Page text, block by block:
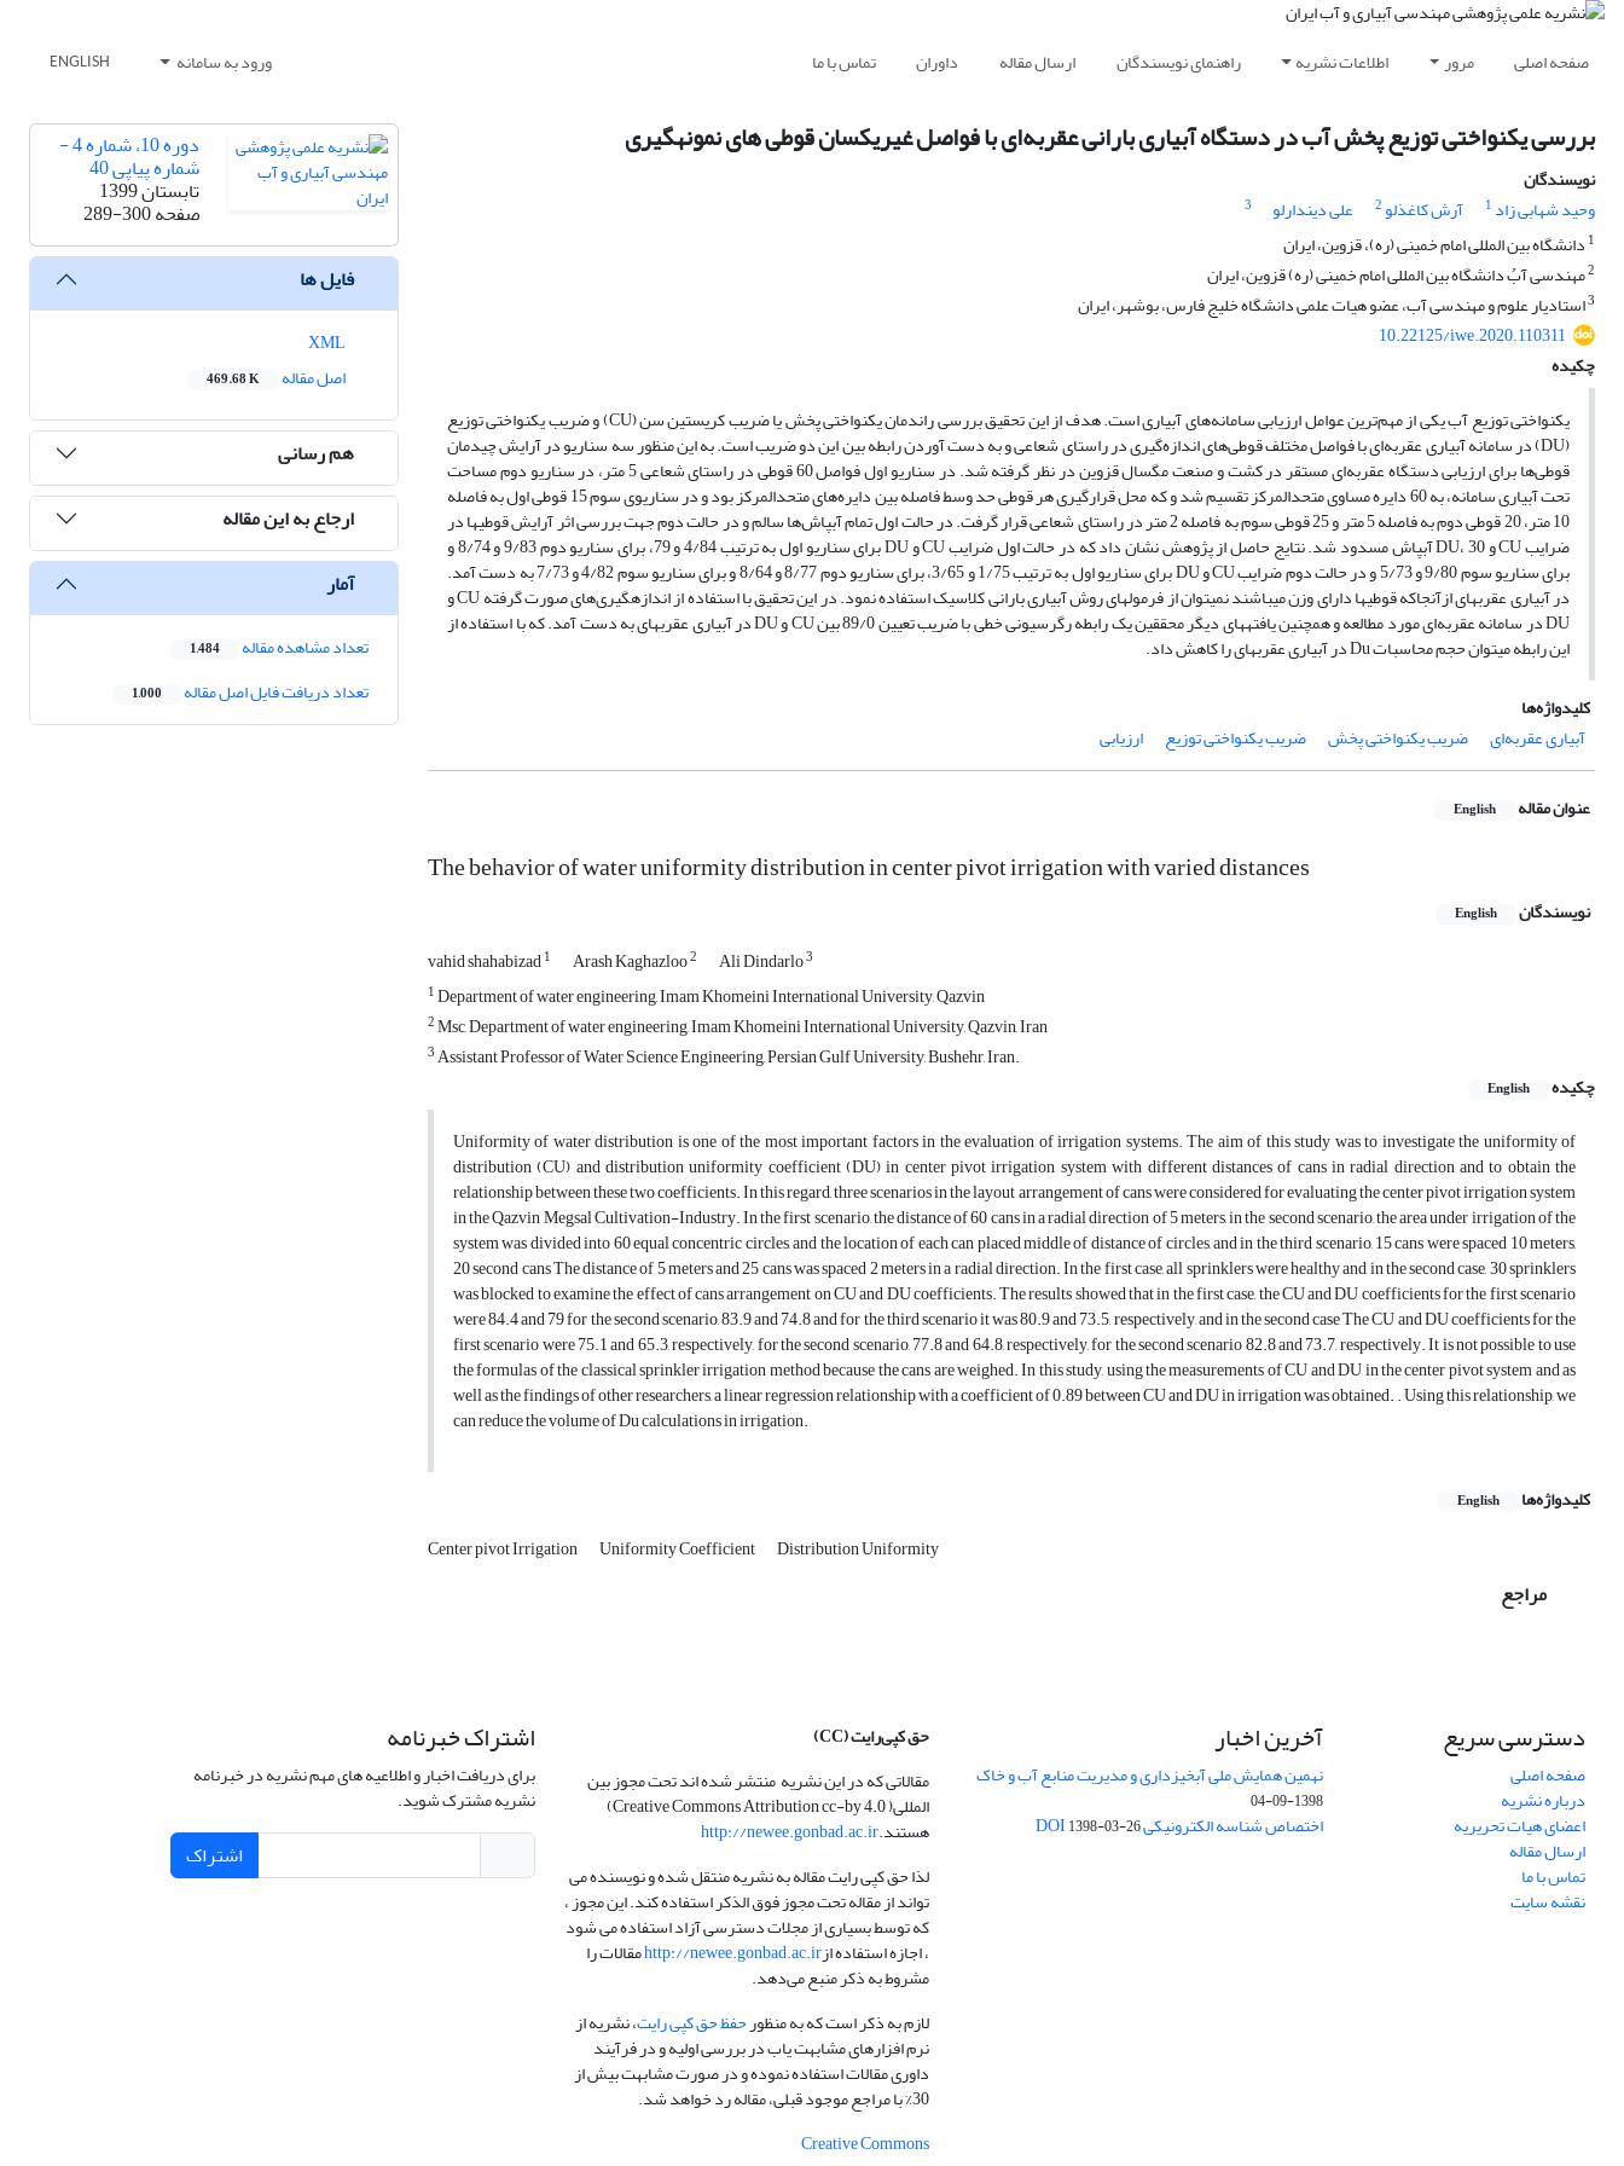
صفحه اصلی مرور اطلاعات نشریه راهنمای نویسندگان ارسال مقاله داوران تماس با ما ورود به سامانه ENGLISH
بررسی یکنواختی توزیع پخش آب در دستگاه آبیاری بارانی عقربه‌ای با فواصل غیریکسان قوطی های نمونه‏گیری
نویسندگان
وحید شهابی زاد 1 آرش کاغذلو2 علی دیندارلو
3
1 دانشگاه بین المللی امام خمینی (ره)، قزوین، ایران
2مهندسی آبُ ‌دانشگاه بین المللی امام خمینی (ره) قزوین، ایران
3استادیار علوم و مهندسی آب، عضو هیات علمی دانشگاه خلیج فارس، بوشهر، ایران
10.22125/iwe.2020.110311
چکیده
یکنواختی توزیع آب یکی از مهم‌ترین عوامل ارزیابی سامانه‌های آبیاری است. هدف از این تحقیق بررسی راندمان یکنواختی پخش یا ضریب کریستین سن (CU) و ضریب یکنواختی توزیع
(DU) در سامانه آبیاری عقربه‌ای با فواصل مختلف قوطی‌های اندازه‌گیری در راستای شعاعی و به دست آوردن رابطه بین این دو ضریب است. به این منظور سه سناریو در آرایش چیدمان
قوطی‌ها برای ارزیابی دستگاه عقربه‌ای مستقر در کشت و صنعت مگسال قزوین در نظر گرفته شد. در سناریو اول فواصل 60 قوطی در راستای شعاعی 5 متر، در سناریو دوم مساحت
تحت آبیاری سامانه، به 60 دایره مساوی متحدالمرکز تقسیم شد و که محل قرارگیری هر قوطی حد وسط فاصله بین دایره‌های متحدالمرکز بود و در سناریوی سوم 15 قوطی اول به فاصله
10 متر، 20 قوطی دوم به فاصله 5 متر و 25 قوطی سوم به فاصله 2 متر در راستای شعاعی قرار گرفت. در حالت اول تمام آبپاش‌ها سالم و در حالت دوم جهت بررسی اثر آرایش قوطی‏ها در
ضرایب CU و DU، 30 آبپاش مسدود شد. نتایج حاصل از پژوهش نشان داد که در حالت اول ضرایب CU و DU برای سناریو اول به ترتیب 4/84 و 79، برای سناریو دوم 9/83 و 8/74 و
برای سناریو سوم 9/80 و 5/73 و در حالت دوم ضرایب CU و DU برای سناریو اول به ترتیب 1/75 و 3/65، برای سناریو دوم 8/77 و 8/64 و برای سناریو سوم 4/82 و 7/73 به دست آمد.
در آبیاری عقربه‏ای ازآنجاکه قوطی‏ها دارای وزن می‏باشند نمی‏توان از فرمول‏های روش آبیاری بارانی کلاسیک استفاده نمود. در این تحقیق با استفاده از ‌اندازه‏گیری‌های صورت گرفته CU و
DU در سامانه عقربه‌ای مورد مطالعه و همچنین یافته‏های دیگر محققین یک رابطه رگرسیونی خطی با ضریب تعیین 89/0 بین CU و DU در آبیاری عقربه‏ای به دست آمد. که با استفاده از
این رابطه می‏توان حجم محاسبات Du در آبیاری عقربه‏ای را کاهش داد.
کلیدواژه‌ها
آبیاری عقربه‌ای
ضریب یکنواختی پخش ضریب یکنواختی توزیع ارزیابی
عنوان مقاله English
The behavior of water uniformity distribution in center pivot irrigation with varied distances
نویسندگان English
vahid shahabizad1 Arash Kaghazloo2 Ali Dindarlo3
1Department of water engineering, Imam Khomeini International University, Qazvin
2Msc, Department of water engineering, Imam Khomeini International University, Qazvin, Iran
3Assistant Professor of Water Science Engineering, Persian Gulf University, Bushehr, Iran.
چکیده
English
Uniformity of water distribution is one of the most important factors in the evaluation of irrigation systems. The aim of this study was to investigate the uniformity of
distribution (CU) and distribution uniformity coefficient (DU) in center pivot irrigation system with different distances of cans in radial direction and to obtain the
relationship between these two coefficients. In this regard, three scenarios in the layout arrangement of cans were considered for evaluating the center pivot irrigation system
in the Qazvin Megsal Cultivation-Industry. In the first scenario, the distance of 60 cans in a radial direction of 5 meters, in the second scenario, the area under irrigation of the
system was divided into 60 equal concentric circles, and the location of each can placed middle of distance of circles, and in the third scenario, 15 cans were spaced 10 meters,
20 second cans The distance of 5 meters and 25 cans was spaced 2 meters in a radial direction. In the first case, all sprinklers were healthy and in the second case, 30 sprinklers
was blocked to examine the effect of cans arrangement on CU and DU coefficients. The results showed that in the first case, the CU and DU coefficients for the first scenario
were 84.4 and 79 for the second scenario, 83.9 and 74.8 and for the third scenario it was 80.9 and 73.5, respectively, and in the second case The CU and DU coefficients for the
first scenario were 75.1 and 65.3, respectively, for the second scenario, 77.8 and 64.8, respectively, for the second scenario 82.8 and 73.7, respectively. It is not possible to use
the formulas of the classical sprinkler irrigation method because the cans are weighed. In this study, using the measurements of CU and DU in the center pivot system and as
well as the findings of other researchers, a linear regression relationship with a coefficient of 0.89 between CU and DU in irrigation was obtained. . Using this relationship, we
can reduce the volume of Du calculations in irrigation.
کلیدواژه‌ها English
Center pivot Irrigation Uniformity Coefficient Distribution Uniformity
مراجع
دوره 10، شماره 4 -
شماره پیاپی 40
تابستان 1399
صفحه289-300
فایل ها
اصل مقاله
469.68 K
هم رسانی
ارجاع به این مقاله
آمار
تعداد مشاهده مقاله 1,484
تعداد دریافت فایل اصل مقاله 1,000
دسترسی سریع
صفحه اصلی
درباره نشریه
اعضای هیات تحریریه
ارسال مقاله
تماس با ما
نقشه سایت
آخرین اخبار
نهمین همایش ملی آبخیزداری و مدیریت منابع آب و خاک
1398-09-04
اختصاص شناسه الکترونیکی DOI1398-03-26
حق کپی‌رایت(CC)
مقالاتی که در این نشریه منتشر شده اند تحت مجوز بین
المللی( Creative Commons Attribution cc-by 4.0)
هستند.http://newee.gonbad.ac.ir
لذا حق کپی رایت مقاله به نشریه منتقل شده و نویسنده می
تواند از مقاله تحت مجوز فوق الذکر استفاده کند. این مجوز ،
که توسط بسیاری از مجلات دسترسی آزاد استفاده می شود
، اجازه استفاده ازhttp://newee.gonbad.ac.irمقالات را
مشروط به ذکر منبع می‌دهد.
لازم به ذکر است که به منظورحفظ حق کپی رایت، نشریه از
نرم افزارهای مشابهت یاب در بررسی اولیه و در فرآیند
داوری مقالات استفاده نموده و در صورت مشابهت بیش از
30% با مراجع موجود قبلی، مقاله رد خواهد شد.
Creative Commons
اشتراک خبرنامه
برای دریافت اخبار و اطلاعیه های مهم نشریه در خبرنامه
نشریه مشترک شوید.
اشتراک